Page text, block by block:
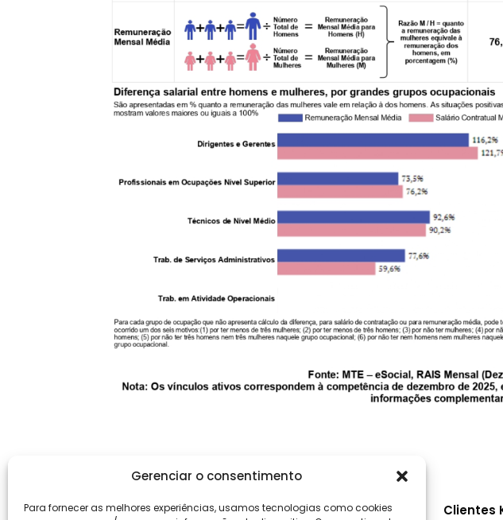
Gerenciar o consentimento
Para fornecer as melhores experiências, usamos tecnologias como cookies
Institucional Clientes